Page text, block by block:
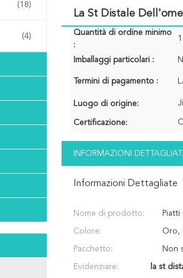
(18)
(4)
La St Distale
Quantità di ordine minimo
:
Imballaggi particolari :
Termini di pagamento :
Luogo di origine:
Certificazione:
INFORMAZIONI
Informazioni Dettagliate
Nome di prodotto:
Colore: Oro,
Pacchetto: Non
Evidenziare: la st